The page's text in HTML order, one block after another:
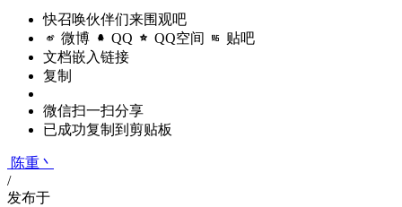
快召唤伙伴们来围观吧
微博 QQ QQ空间 贴吧
文档嵌入链接
复制
微信扫一扫分享
已成功复制到剪贴板
陈重丶
/
发布于